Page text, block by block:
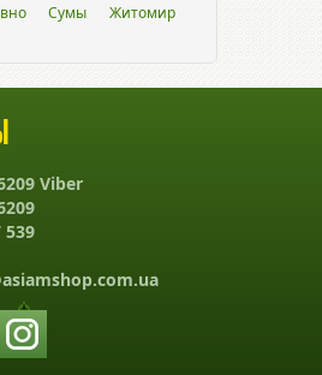
Сумы
Житомир
Viber
539